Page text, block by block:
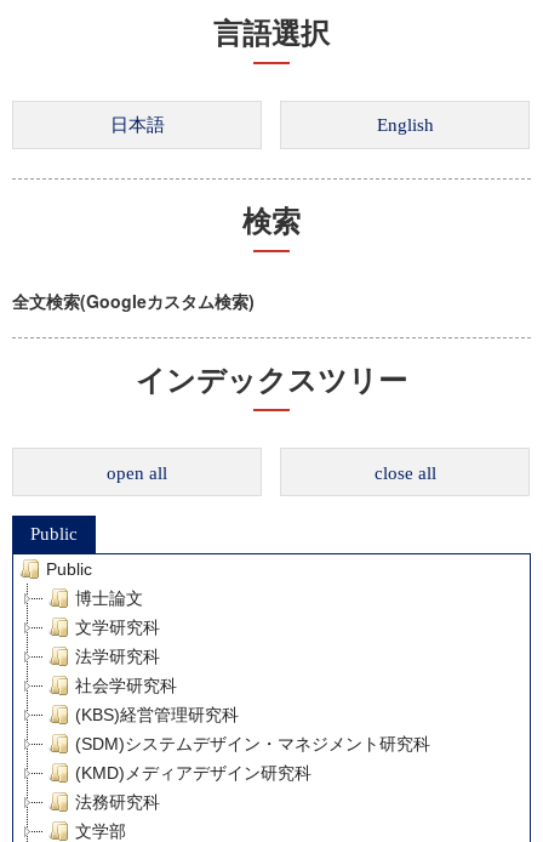
言語選択
検索
全文検索(Googleカスタム検索)
インデックスツリー
open all close all
Public
Public
博士論文
文学研究科
法学研究科
社会学研究科
(KBS)経営管理研究科
(SDM)システムデザイン・マネジメント研究科
(KMD)メディアデザイン研究科
法務研究科
文学部